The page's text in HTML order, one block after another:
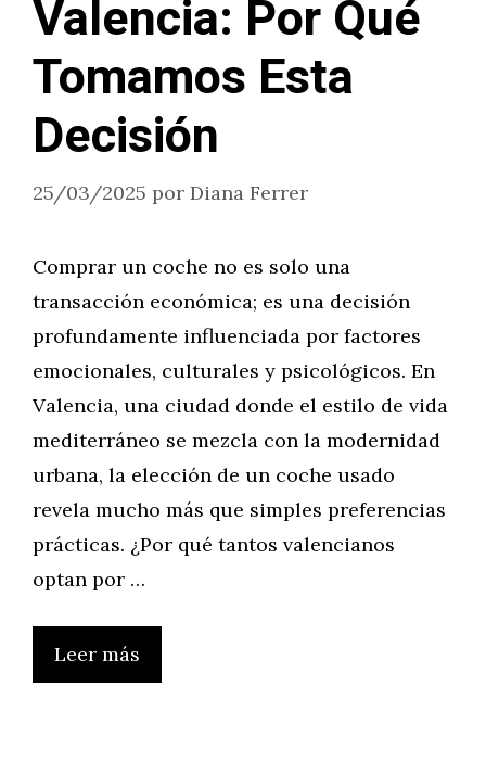
Valencia: Por Qué
Tomamos Esta
Decisión
25/03/2025 por Diana Ferrer
Comprar un coche no es solo una
transacción económica; es una decisión
profundamente influenciada por factores
emocionales, culturales y psicológicos. En
Valencia, una ciudad donde el estilo de vida
mediterráneo se mezcla con la modernidad
urbana, la elección de un coche usado
revela mucho más que simples preferencias
prácticas. ¿Por qué tantos valencianos
optan por …
Leer más